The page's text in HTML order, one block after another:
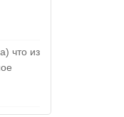
что из